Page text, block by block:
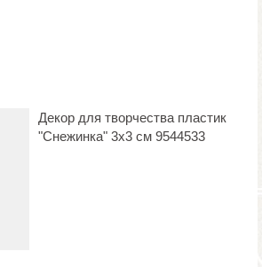
Декор для творчества пластик
"Снежинка" 3х3 см 9544533